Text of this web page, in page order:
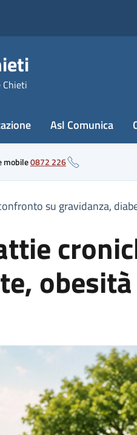
Chieti
Asl Comunica
mobile0872 226
su gravidanza,